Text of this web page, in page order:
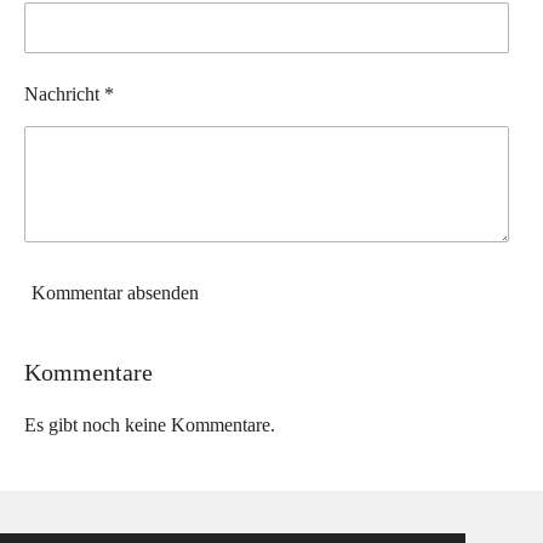
Nachricht *
Kommentar absenden
Kommentare
Es gibt noch keine Kommentare.